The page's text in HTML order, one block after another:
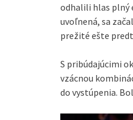
odhalili hlas plný
uvoľnená, sa
prežité ešte
S pribúdajúcimi
vzácnou
do vystúpenia.